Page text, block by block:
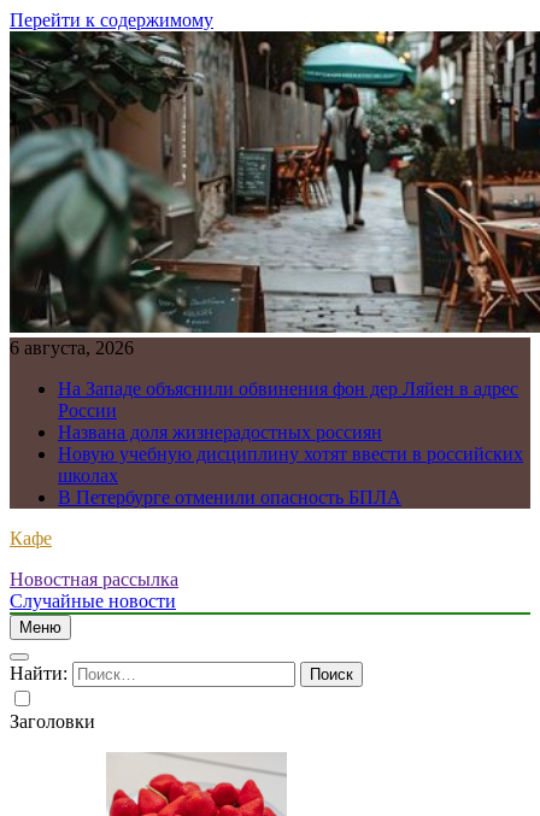
Перейти к содержимому
6 августа, 2026
На Западе объяснили обвинения фон дер Ляйен в адрес
России
Названа доля жизнерадостных россиян
Новую учебную дисциплину хотят ввести в российских
школах
В Петербурге отменили опасность БПЛА
Кафе
Новостная рассылка
Случайные новости
Меню
Найти:
Заголовки